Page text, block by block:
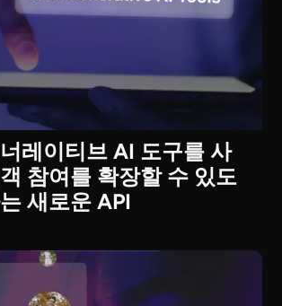
레이티브 AI 도구를 사
참여를 확장할 수 있도
새로운 API